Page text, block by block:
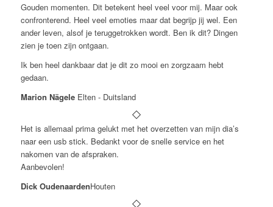
Gouden momenten. Dit betekent heel veel voor mij. Maar ook
confronterend. Heel veel emoties maar dat begrijp jij wel. Een
ander leven, alsof je teruggetrokken wordt. Ben ik dit? Dingen
zien je toen zijn ontgaan.
Ik ben heel dankbaar dat je dit zo mooi en zorgzaam hebt
gedaan.
Marion Nägele Elten - Duitsland
Het is allemaal prima gelukt met het overzetten van mijn dia’s
naar een usb stick. Bedankt voor de snelle service en het
nakomen van de afspraken.
Aanbevolen!
Dick OudenaardenHouten